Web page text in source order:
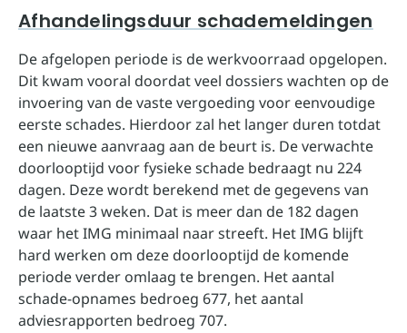
Afhandelingsduur schademeldingen
De afgelopen periode is de werkvoorraad opgelopen.
Dit kwam vooral doordat veel dossiers wachten op de
invoering van de vaste vergoeding voor eenvoudige
eerste schades. Hierdoor zal het langer duren totdat
een nieuwe aanvraag aan de beurt is. De verwachte
doorlooptijd voor fysieke schade bedraagt nu 224
dagen. Deze wordt berekend met de gegevens van
de laatste 3 weken. Dat is meer dan de 182 dagen
waar het IMG minimaal naar streeft. Het IMG blijft
hard werken om deze doorlooptijd de komende
periode verder omlaag te brengen. Het aantal
schade-opnames bedroeg 677, het aantal
adviesrapporten bedroeg 707.